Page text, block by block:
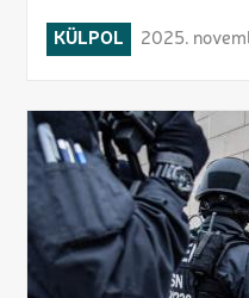
KÜLPOL 2025.